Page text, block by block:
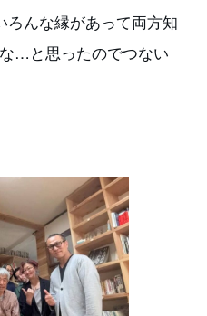
ろんな縁があって両方知
…と思ったのでつない